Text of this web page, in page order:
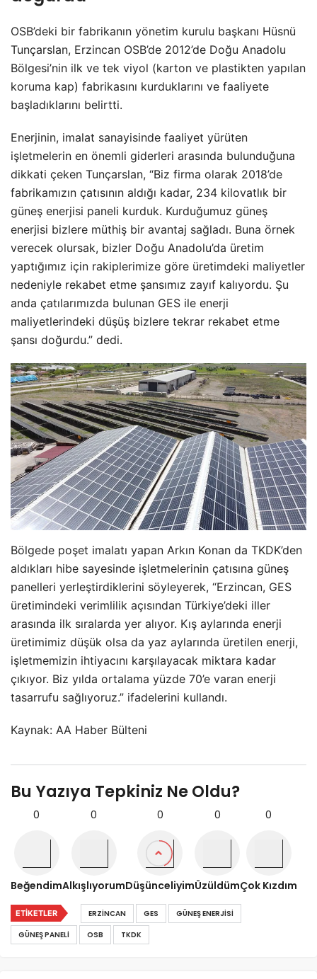
OSB’deki bir fabrikanın yönetim kurulu başkanı Hüsnü
Tunçarslan, Erzincan OSB’de 2012’de Doğu Anadolu
Bölgesi’nin ilk ve tek viyol (karton ve plastikten yapılan
koruma kap) fabrikasını kurduklarını ve faaliyete
başladıklarını belirtti.
Enerjinin, imalat sanayisinde faaliyet yürüten
işletmelerin en önemli giderleri arasında bulunduğuna
dikkati çeken Tunçarslan, “Biz firma olarak 2018’de
fabrikamızın çatısının aldığı kadar, 234 kilovatlık bir
güneş enerjisi paneli kurduk. Kurduğumuz güneş
enerjisi bizlere müthiş bir avantaj sağladı. Buna örnek
verecek olursak, bizler Doğu Anadolu’da üretim
yaptığımız için rakiplerimize göre üretimdeki maliyetler
nedeniyle rekabet etme şansımız zayıf kalıyordu. Şu
anda çatılarımızda bulunan GES ile enerji
maliyetlerindeki düşüş bizlere tekrar rekabet etme
şansı doğurdu.” dedi.
Bölgede poşet imalatı yapan Arkın Konan da TKDK’den
aldıkları hibe sayesinde işletmelerinin çatısına güneş
panelleri yerleştirdiklerini söyleyerek, “Erzincan, GES
üretimindeki verimlilik açısından Türkiye’deki iller
arasında ilk sıralarda yer alıyor. Kış aylarında enerji
üretimimiz düşük olsa da yaz aylarında üretilen enerji,
işletmemizin ihtiyacını karşılayacak miktara kadar
çıkıyor. Biz yılda ortalama yüzde 70’e varan enerji
tasarrufu sağlıyoruz.” ifadelerini kullandı.
Kaynak: AA Haber Bülteni
Bu Yazıya Tepkiniz Ne Oldu?
0
Beğendim
0
Alkışlıyorum
0
Düşünceliyim
0
Üzüldüm
0
Çok Kızdım
ETIKETLER ERZINCAN GES
GÜNEŞ ENERJISI
GÜNEŞ PANELI
OSB TKDK